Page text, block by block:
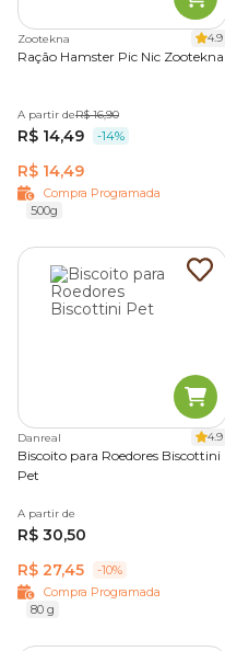
hamsters, chinchilas e
Aqui na Cobasi você
seu bichinho.
Zootekna 4.9
Ração Hamster Pic Nic Zootekna
A partir deR$ 16,90
R$ 14,49 -14%
R$ 14,49
Compra Programada
500g
Danreal 4.9
Biscoito para Roedores Biscottini
Pet
A partir de
R$ 30,50
R$ 27,45
-10%
Compra Programada
80 g